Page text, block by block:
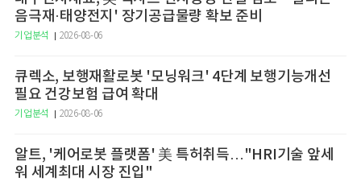
음극재·태양전지' 장기공급물량 확보 준비
기업분석 2026-08-06
큐렉소, 보행재활로봇 '모닝워크' 4단계 보행기능개선
필요 건강보험 급여 확대
기업분석 2026-08-06
알트, '케어로봇 플랫폼' 美 특허취득…"HRI기술 앞세
워 세계최대 시장 진입"